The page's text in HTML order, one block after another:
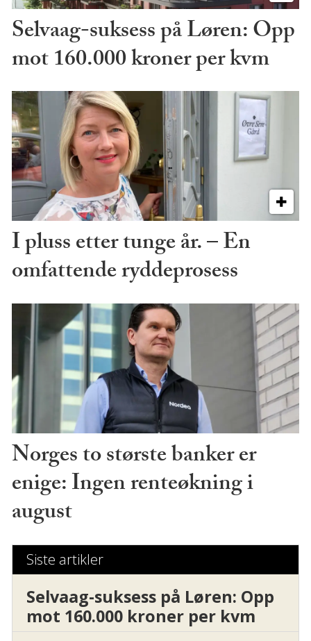
Selvaag-suksess på Løren: Opp
mot 160.000 kroner per kvm
I pluss etter tunge år. – En
omfattende ryddeprosess
Norges to største banker er
enige: Ingen renteøkning i
august
Siste artikler
Selvaag-suksess på Løren: Opp
mot 160.000 kroner per kvm